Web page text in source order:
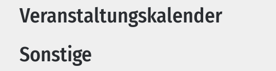
Veranstaltungskalender
Sonstige